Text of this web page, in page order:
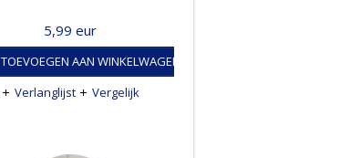
5,99 eur
TOEVOEGEN AAN WINKELWAGEN
Verlanglijst
Vergelijk